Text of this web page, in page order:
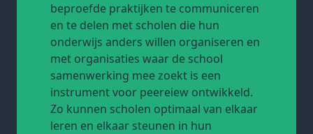
beproefde praktijken te communiceren
en te delen met scholen die hun
onderwijs anders willen organiseren en
met organisaties waar de school
samenwerking mee zoekt is een
instrument voor peereiew ontwikkeld.
Zo kunnen scholen optimaal van elkaar
leren en elkaar steunen in hun